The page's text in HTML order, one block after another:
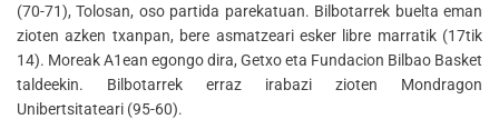
(70-71), Tolosan, oso partida parekatuan. Bilbotarrek buelta eman
zioten azken txanpan, bere asmatzeari esker libre marratik (17tik
14). Moreak A1ean egongo dira, Getxo eta Fundacion Bilbao Basket
taldeekin. Bilbotarrek erraz irabazi zioten Mondragon
Unibertsitateari (95-60).